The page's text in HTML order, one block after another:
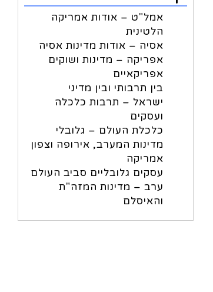
אמל"ט – אודות אמריקה
הלטינית
אסיה – אודות מדינות אסיה
אפריקה – מדינות ושוקים
אפריקאיים
בין תרבותי ובין מדיני
ישראל – תרבות כלכלה
ועסקים
כלכלת העולם – גלובלי
מדינות המערב, אירופה וצפון
אמריקה
עסקים גלובליים סביב העולם
ערב – מדינות המזה"ת
והאיסלם